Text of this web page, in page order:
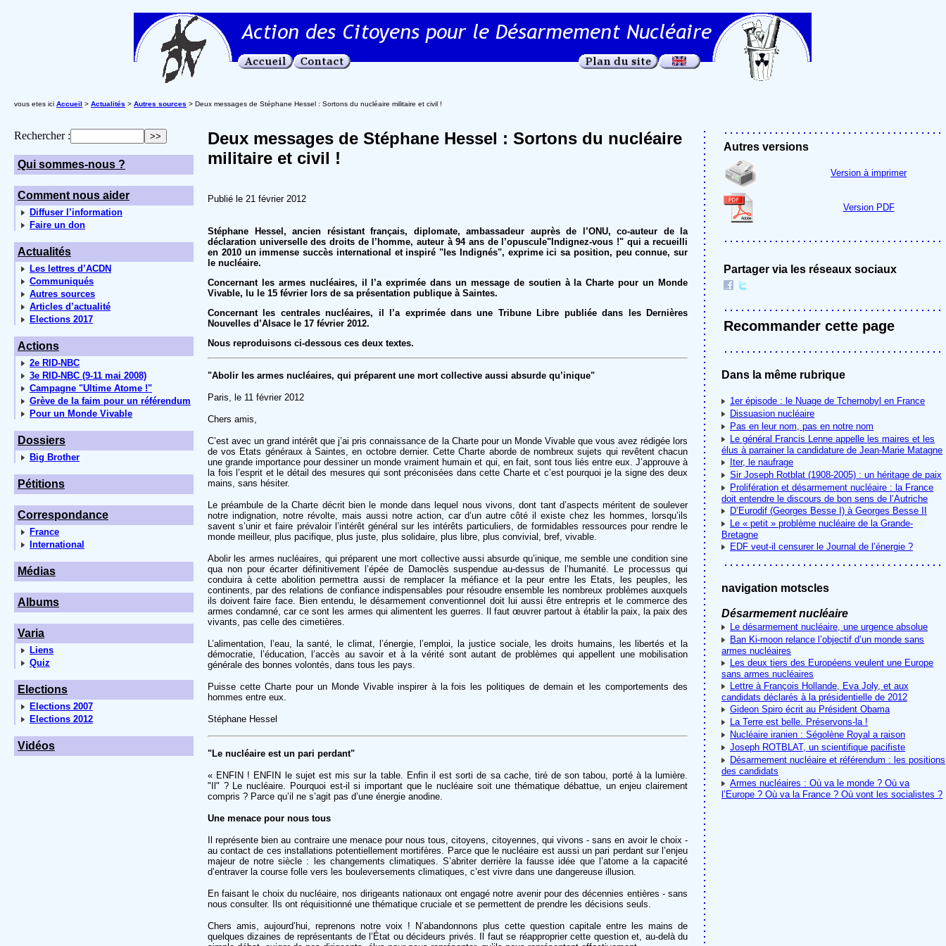
vous etes ici Accueil > Actualités > Autres sources > Deux messages de Stéphane Hessel : Sortons du nucléaire militaire et civil !
Rechercher :
Qui sommes-nous ?
Comment nous aider
Diffuser l’information
Faire un don
Actualités
Les lettres d’ACDN
Communiqués
Autres sources
Articles d’actualité
Elections 2017
Actions
2e RID-NBC
3e RID-NBC (9-11 mai 2008)
Campagne "Ultime Atome !"
Grève de la faim pour un référendum
Pour un Monde Vivable
Dossiers
Big Brother
Pétitions
Correspondance
France
International
Médias
Albums
Varia
Liens
Quiz
Elections
Elections 2007
Elections 2012
Vidéos
Deux messages de Stéphane Hessel : Sortons du nucléaire
militaire et civil !
Publié le 21 février 2012
Stéphane Hessel, ancien résistant français, diplomate, ambassadeur auprès de l’ONU, co-auteur de la
déclaration universelle des droits de l’homme, auteur à 94 ans de l’opuscule"Indignez-vous !" qui a recueilli
en 2010 un immense succès international et inspiré "les Indignés", exprime ici sa position, peu connue, sur
le nucléaire.
Concernant les armes nucléaires, il l’a exprimée dans un message de soutien à la Charte pour un Monde
Vivable, lu le 15 février lors de sa présentation publique à Saintes.
Concernant les centrales nucléaires, il l’a exprimée dans une Tribune Libre publiée dans les Dernières
Nouvelles d’Alsace le 17 février 2012.
Nous reproduisons ci-dessous ces deux textes.
"Abolir les armes nucléaires, qui préparent une mort collective aussi absurde qu’inique"
Paris, le 11 février 2012
Chers amis,
C’est avec un grand intérêt que j’ai pris connaissance de la Charte pour un Monde Vivable que vous avez rédigée lors
de vos Etats généraux à Saintes, en octobre dernier. Cette Charte aborde de nombreux sujets qui revêtent chacun
une grande importance pour dessiner un monde vraiment humain et qui, en fait, sont tous liés entre eux. J’approuve à
la fois l’esprit et le détail des mesures qui sont préconisées dans cette Charte et c’est pourquoi je la signe des deux
mains, sans hésiter.
Le préambule de la Charte décrit bien le monde dans lequel nous vivons, dont tant d’aspects méritent de soulever
notre indignation, notre révolte, mais aussi notre action, car d’un autre côté il existe chez les hommes, lorsqu’ils
savent s’unir et faire prévaloir l’intérêt général sur les intérêts particuliers, de formidables ressources pour rendre le
monde meilleur, plus pacifique, plus juste, plus solidaire, plus libre, plus convivial, bref, vivable.
Abolir les armes nucléaires, qui préparent une mort collective aussi absurde qu’inique, me semble une condition sine
qua non pour écarter définitivement l’épée de Damoclès suspendue au-dessus de l’humanité. Le processus qui
conduira à cette abolition permettra aussi de remplacer la méfiance et la peur entre les Etats, les peuples, les
continents, par des relations de confiance indispensables pour résoudre ensemble les nombreux problèmes auxquels
ils doivent faire face. Bien entendu, le désarmement conventionnel doit lui aussi être entrepris et le commerce des
armes condamné, car ce sont les armes qui alimentent les guerres. Il faut œuvrer partout à établir la paix, la paix des
vivants, pas celle des cimetières.
L’alimentation, l’eau, la santé, le climat, l’énergie, l’emploi, la justice sociale, les droits humains, les libertés et la
démocratie, l’éducation, l’accès au savoir et à la vérité sont autant de problèmes qui appellent une mobilisation
générale des bonnes volontés, dans tous les pays.
Puisse cette Charte pour un Monde Vivable inspirer à la fois les politiques de demain et les comportements des
hommes entre eux.
Stéphane Hessel
"Le nucléaire est un pari perdant"
« ENFIN ! ENFIN le sujet est mis sur la table. Enfin il est sorti de sa cache, tiré de son tabou, porté à la lumière.
"Il" ? Le nucléaire. Pourquoi est-il si important que le nucléaire soit une thématique débattue, un enjeu clairement
compris ? Parce qu’il ne s’agit pas d’une énergie anodine.
Une menace pour nous tous
Il représente bien au contraire une menace pour nous tous, citoyens, citoyennes, qui vivons - sans en avoir le choix -
au contact de ces installations potentiellement mortifères. Parce que le nucléaire est aussi un pari perdant sur l’enjeu
majeur de notre siècle : les changements climatiques. S’abriter derrière la fausse idée que l’atome a la capacité
d’entraver la course folle vers les bouleversements climatiques, c’est vivre dans une dangereuse illusion.
En faisant le choix du nucléaire, nos dirigeants nationaux ont engagé notre avenir pour des décennies entières - sans
nous consulter. Ils ont réquisitionné une thématique cruciale et se permettent de prendre les décisions seuls.
Chers amis, aujourd’hui, reprenons notre voix ! N’abandonnons plus cette question capitale entre les mains de
quelques dizaines de représentants de l’État ou décideurs privés. Il faut se réapproprier cette question et, au-delà du
Autres versions
Version à imprimer
Version PDF
Partager via les réseaux sociaux
Recommander cette page
Dans la même rubrique
1er épisode : le Nuage de Tchernobyl en France
Dissuasion nucléaire
Pas en leur nom, pas en notre nom
Le général Francis Lenne appelle les maires et les
élus à parrainer la candidature de Jean-Marie Matagne
Iter, le naufrage
Sir Joseph Rotblat (1908-2005) : un héritage de paix
Prolifération et désarmement nucléaire : la France
doit entendre le discours de bon sens de l’Autriche
D’Eurodif (Georges Besse I) à Georges Besse II
Le « petit » problème nucléaire de la Grande-
Bretagne
EDF veut-il censurer le Journal de l’énergie ?
navigation motscles
Désarmement nucléaire
Le désarmement nucléaire, une urgence absolue
Ban Ki-moon relance l’objectif d’un monde sans
armes nucléaires
Les deux tiers des Européens veulent une Europe
sans armes nucléaires
Lettre à François Hollande, Eva Joly, et aux
candidats déclarés à la présidentielle de 2012
Gideon Spiro écrit au Président Obama
La Terre est belle. Préservons-la !
Nucléaire iranien : Ségolène Royal a raison
Joseph ROTBLAT, un scientifique pacifiste
Désarmement nucléaire et référendum : les positions
des candidats
Armes nucléaires : Où va le monde ? Où va
l’Europe ? Où va la France ? Où vont les socialistes ?